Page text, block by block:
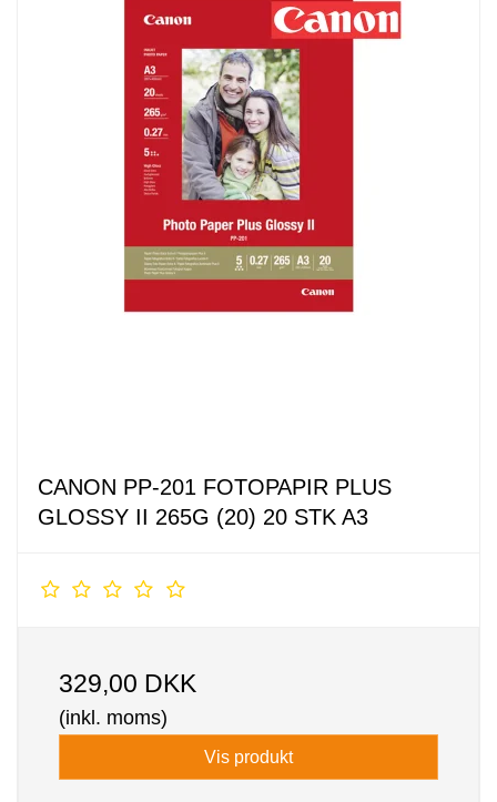
CANON PP-201 FOTOPAPIR PLUS
GLOSSY II 265G (20) 20 STK A3
329,00 DKK
(inkl. moms)
Vis produkt